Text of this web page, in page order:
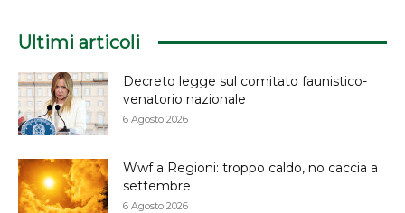
Ultimi articoli
Decreto legge sul comitato faunistico-
venatorio nazionale
6 Agosto 2026
Wwf a Regioni: troppo caldo, no caccia a
settembre
6 Agosto 2026